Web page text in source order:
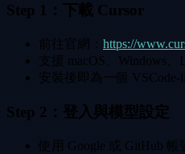
Step 1：下載 Cursor
前往官網： https://
支援 macOS、Windows、
安裝後即為一個
Step 2：登入與模型設定
使用 Google 或 GitHub 帳